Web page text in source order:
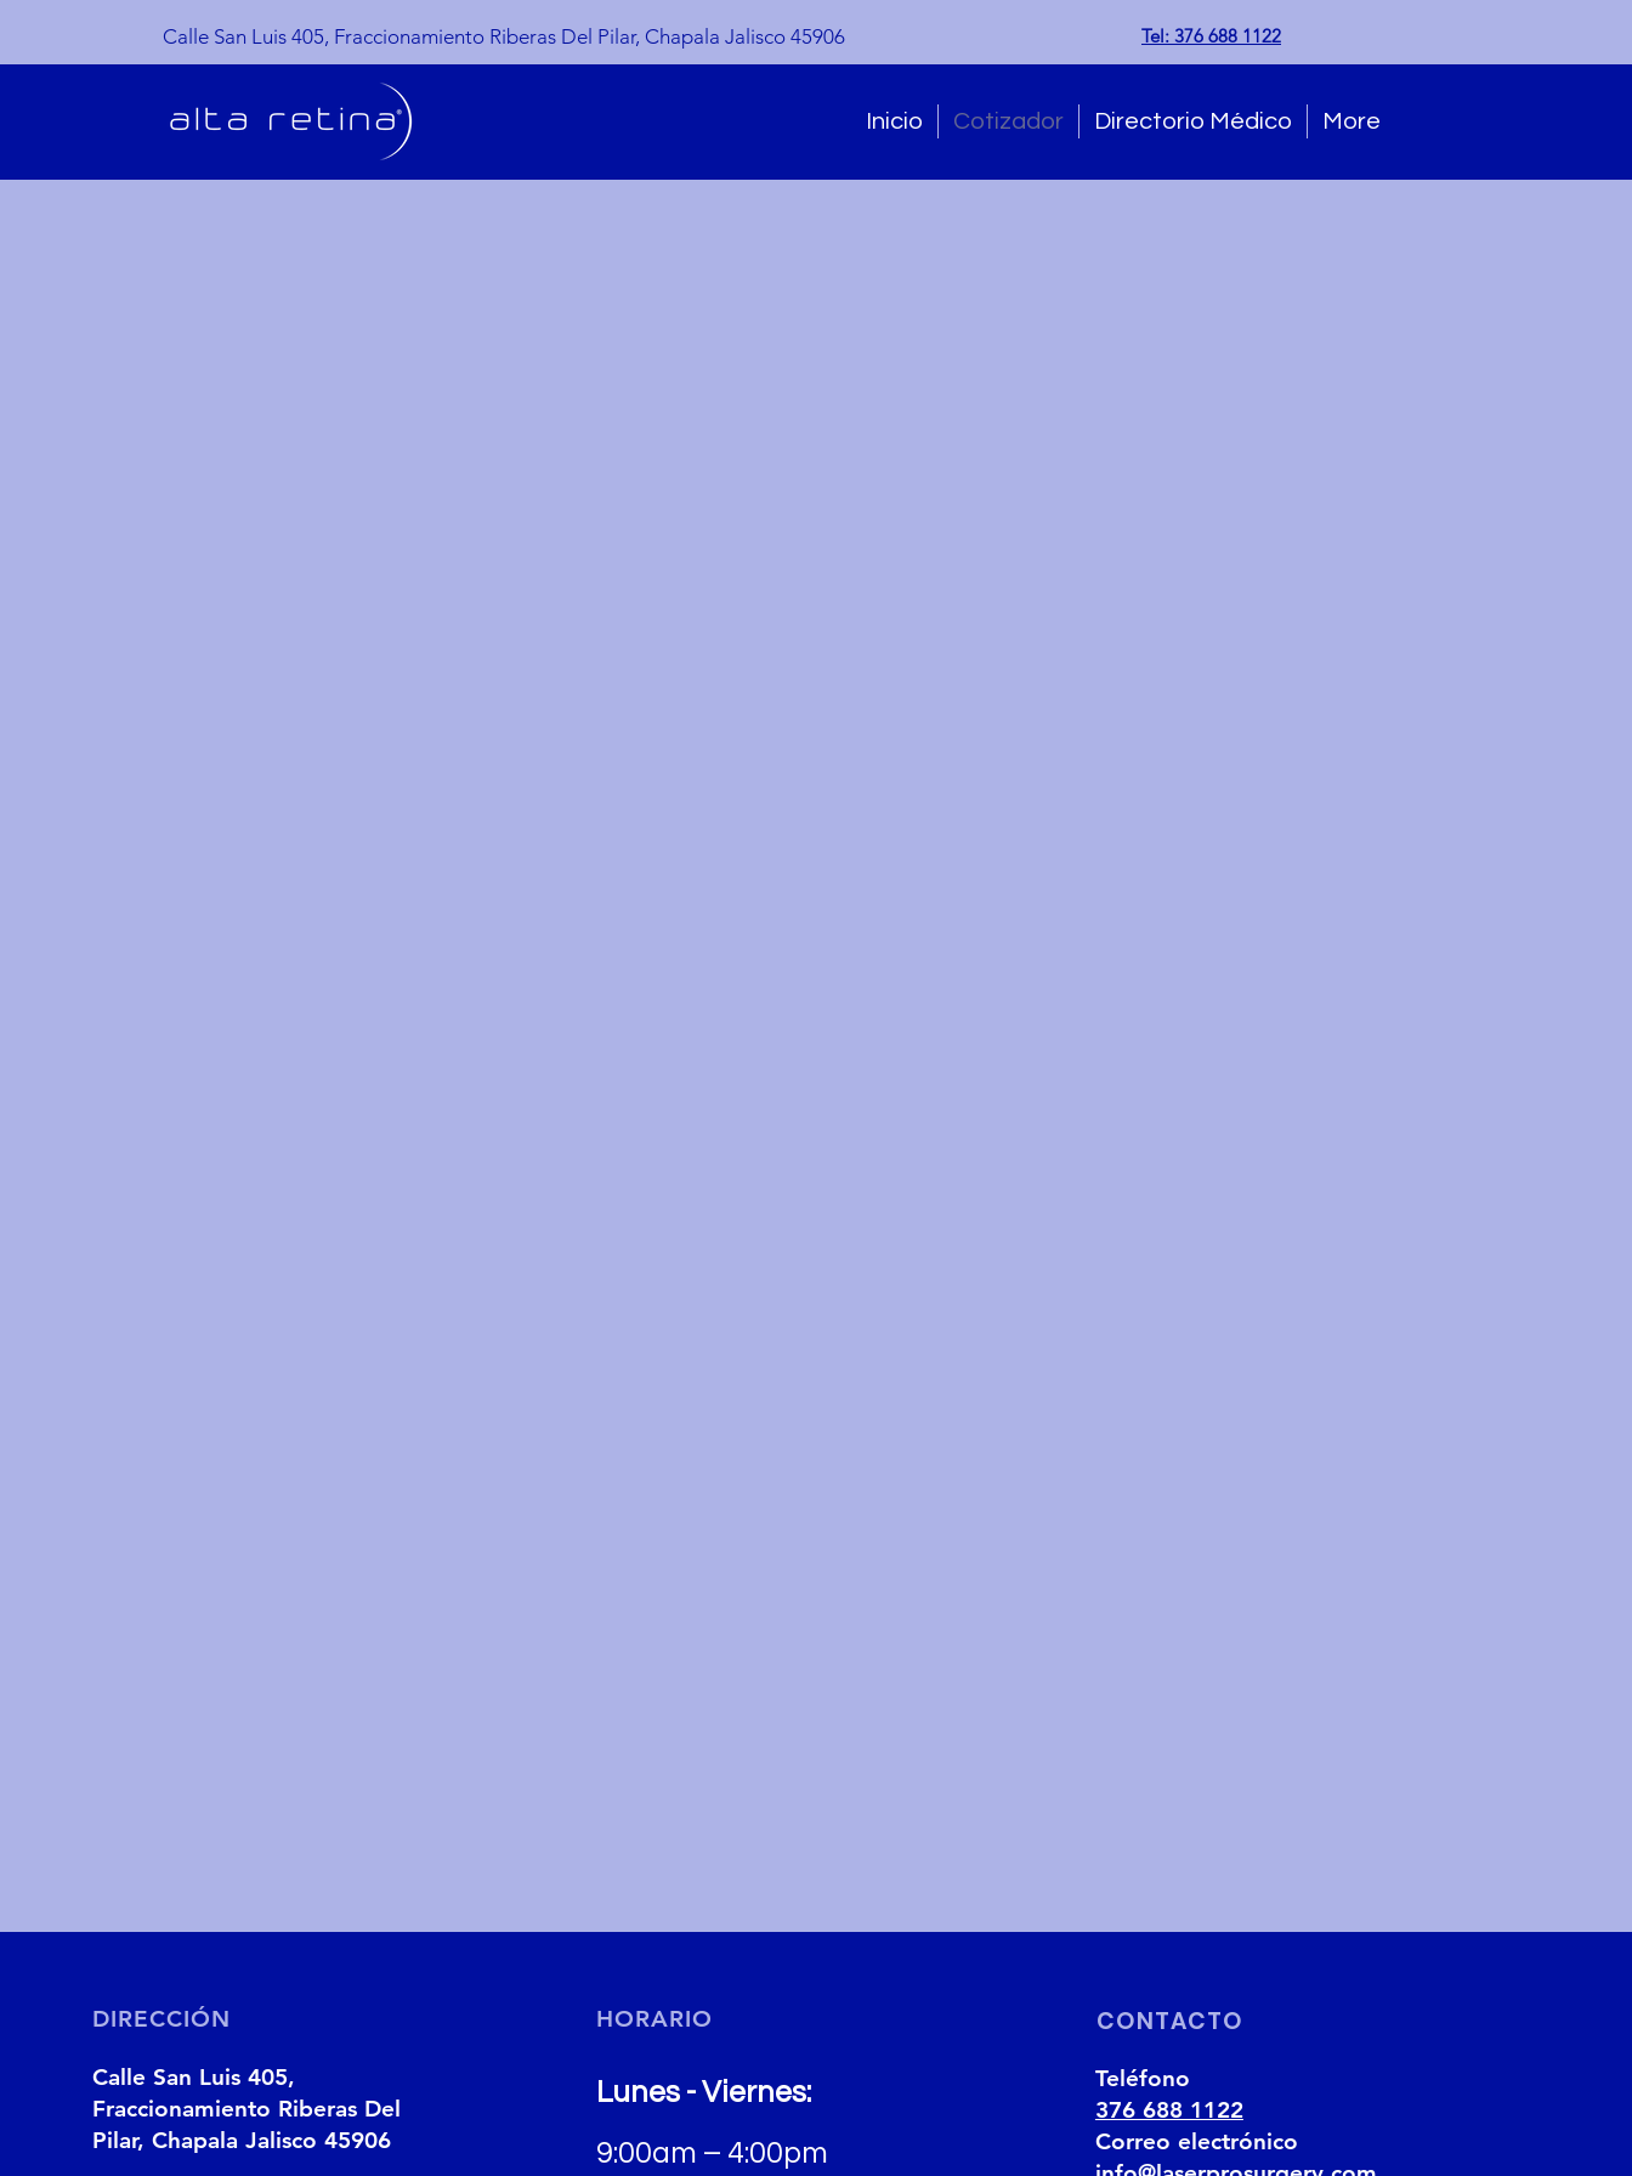
Calle San Luis 405, Fraccionamiento Riberas Del Pilar, Chapala Jalisco 45906 Tel: 376 688 1122
Inicio Cotizador Directorio Médico More
DIRECCIÓN
Calle San Luis 405,
Fraccionamiento Riberas Del
Pilar, Chapala Jalisco 45906
HORARIO
Lunes - Viernes:
9:00am – 4:00pm
CONTACTO
Teléfono
376 688 1122
Correo electrónico